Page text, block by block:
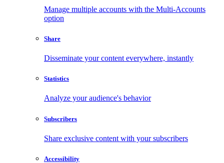
Manage multiple accounts with the Multi-Accounts
option
Share
Disseminate your content everywhere, instantly
Statistics
Analyze your audience's behavior
Subscribers
Share exclusive content with your subscribers
Accessibility